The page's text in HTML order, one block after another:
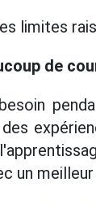
limites
de
un